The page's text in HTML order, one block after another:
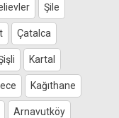
Şile
Çatalca
Kartal
Kağıthane
Arnavutköy